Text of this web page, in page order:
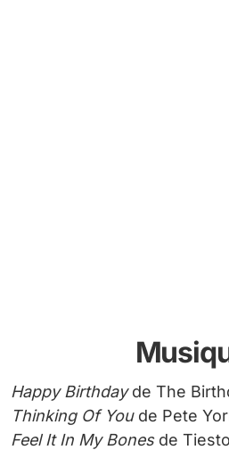
Happy Birthdayde The
Thinking Of Youde Pete
Feel It In My Bonesde Tiesto